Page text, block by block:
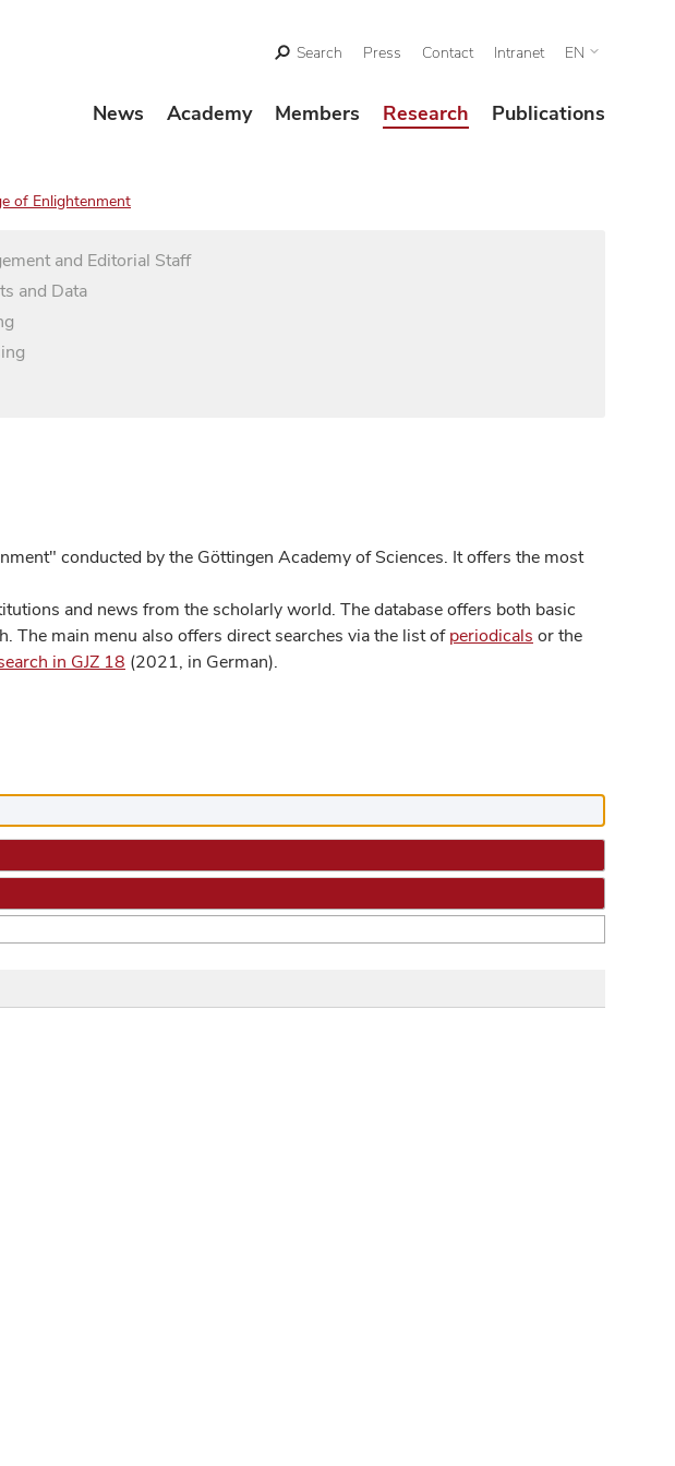
Search Press Contact Intranet EN
News Academy Members Research Publications
of Enlightenment
and Editorial Staff
and Data
conducted by the Göttingen Academy of Sciences. It offers the most
and news from the scholarly world. The database offers both basic
The main menu also offers direct searches via the list ofperiodicals or the
in GJZ 18 (2021, in German).